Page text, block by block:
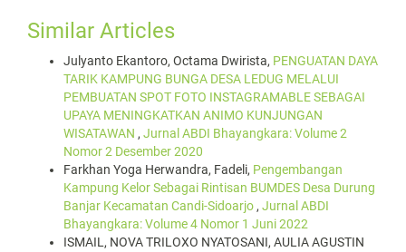
Similar Articles
Julyanto Ekantoro, Octama Dwirista, PENGUATAN DAYA
TARIK KAMPUNG BUNGA DESA LEDUG MELALUI
PEMBUATAN SPOT FOTO INSTAGRAMABLE SEBAGAI
UPAYA MENINGKATKAN ANIMO KUNJUNGAN
WISATAWAN , Jurnal ABDI Bhayangkara: Volume 2
Nomor 2 Desember 2020
Farkhan Yoga Herwandra, Fadeli, Pengembangan
Kampung Kelor Sebagai Rintisan BUMDES Desa Durung
Banjar Kecamatan Candi-Sidoarjo, Jurnal ABDI
Bhayangkara: Volume 4 Nomor 1 Juni 2022
ISMAIL, NOVA TRILOXO NYATOSANI, AULIA AGUSTIN